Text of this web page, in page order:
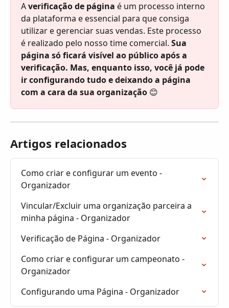
A verificação de página é um processo interno
da plataforma e essencial para que consiga
utilizar e gerenciar suas vendas. Este processo
é realizado pelo nosso time comercial. Sua
página só ficará visível ao público após a
verificação. Mas, enquanto isso, você já pode
ir configurando tudo e deixando a página
com a cara da sua organização 😊
Artigos relacionados
Como criar e configurar um evento -
Organizador
Vincular/Excluir uma organização parceira a
minha página - Organizador
Verificação de Página - Organizador
Como criar e configurar um campeonato -
Organizador
Configurando uma Página - Organizador